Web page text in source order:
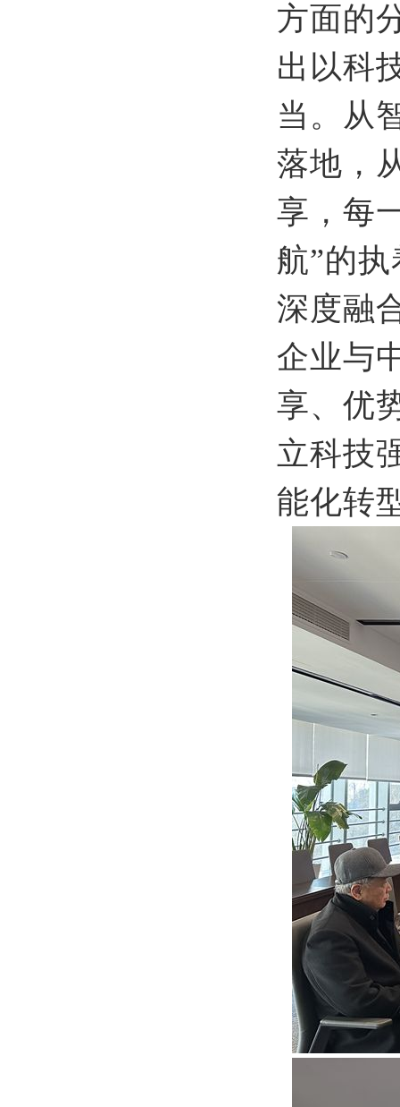
方面的
出以科
当。从
落地，
享，每
航”的
深度融
企业与
享、优
立科技
能化转